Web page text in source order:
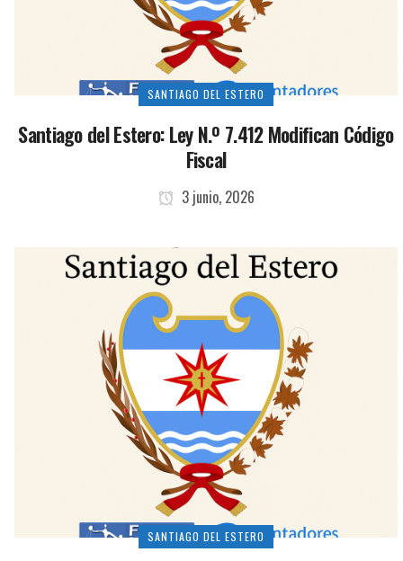
SANTIAGO DEL ESTERO
Santiago del Estero: Ley N.º 7.412 Modifican Código
Fiscal
3 junio, 2026
SANTIAGO DEL ESTERO